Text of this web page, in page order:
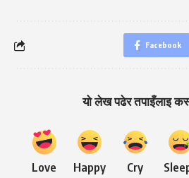
Facebook
यो लेख पढेर तपाइँलाइ
Love Happy Cry